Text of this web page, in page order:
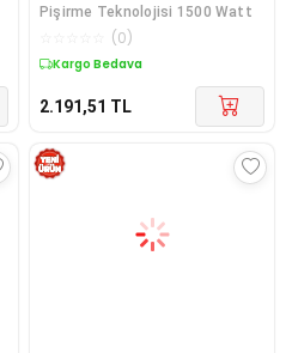
Pişirme Teknolojisi 1500 Watt
(0)
Kargo Bedava
2.191,51 TL